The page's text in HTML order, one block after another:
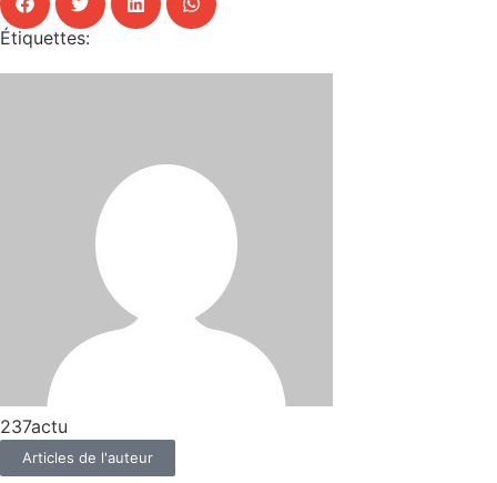
Étiquettes:
237actu
Articles de l'auteur